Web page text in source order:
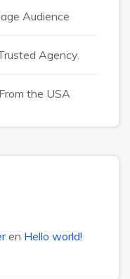
Audience
Agency.
the USA
en Hello world!